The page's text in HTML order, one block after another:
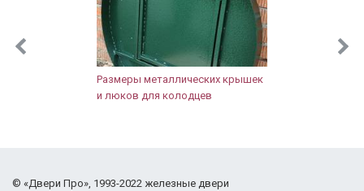
Размеры металлических крышек
и люков для колодцев
© «Двери Про», 1993-2022 железные двери